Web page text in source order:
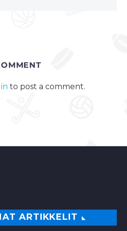
to post a comment.
ARTIKKELIT